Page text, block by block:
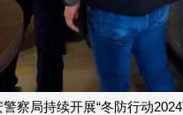
察局持续开展“冬防行动